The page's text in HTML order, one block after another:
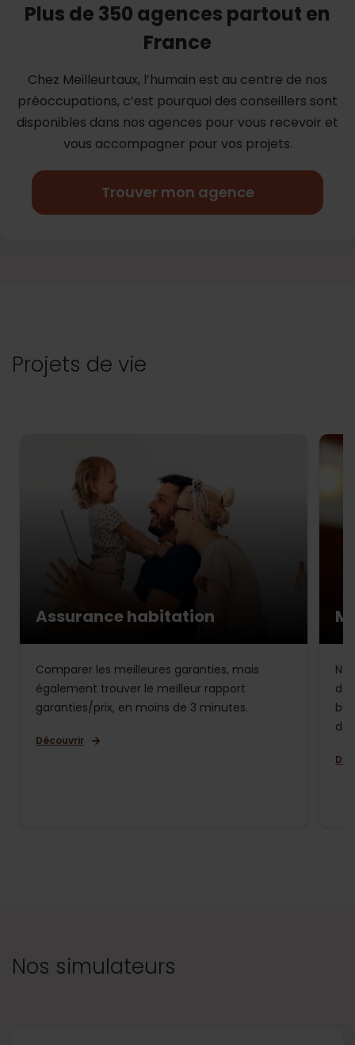
Plus de 350 agences partout en
France
Chez Meilleurtaux, l’humain est au centre de nos
préoccupations, c’est pourquoi des conseillers sont
disponibles dans nos agences pour vous recevoir et
vous accompagner pour vos projets.
Trouver mon agence
Projets de vie
Assurance habitation
Comparer les meilleures garanties, mais
également trouver le meilleur rapport
garanties/prix, en moins de 3 minutes.
Découvrir
de
de
Nos simulateurs